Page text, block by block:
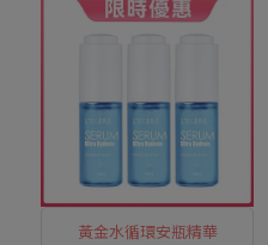
黃金水循環安瓶精華